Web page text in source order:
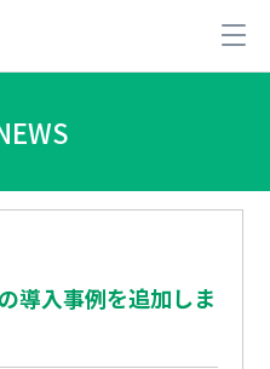
導入事例を追加しま